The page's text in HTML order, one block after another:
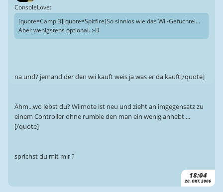
18:04
20. OKT. 2006
ConsoleLove:
[quote=Campi3][quote=Spitfire]So sinnlos wie das Wii-Gefuchtel...
Aber wenigstens optional. :-D
na und? jemand der den wii kauft weis ja was er da kauft[/quote]
Ähm...wo lebst du? Wiimote ist neu und zieht an imgegensatz zu
einem Controller ohne rumble den man ein wenig anhebt ...
[/quote]
sprichst du mit mir ?